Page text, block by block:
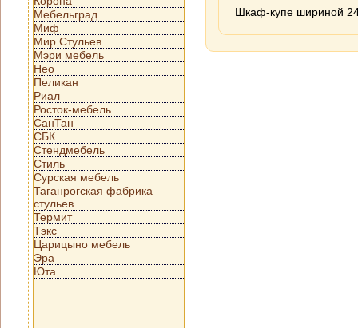
Мебельград
Миф
Мир Стульев
Мэри мебель
Нео
Пеликан
Риал
Росток-мебель
СанТан
СБК
Стендмебель
Стиль
Сурская мебель
Таганрогская фабрика
стульев
Термит
Тэкс
Царицыно мебель
Эра
Юта
Шкаф-купе шириной